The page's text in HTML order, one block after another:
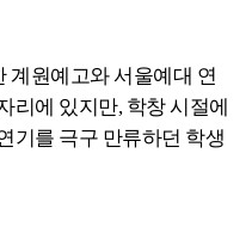
계원예고와 서울예대 연
리에 있지만, 학창 시절에
기를 극구 만류하던 학생